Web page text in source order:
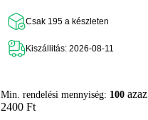
Csak 195 a készleten
Kiszállitás: 2026-08-11
Min. rendelési mennyiség: 100 azaz
2400 Ft